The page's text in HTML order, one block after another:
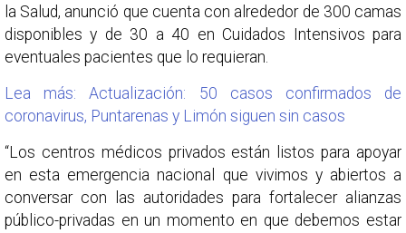
la Salud, anunció que cuenta con alrededor de 300 camas
disponibles y de 30 a 40 en Cuidados Intensivos para
eventuales pacientes que lo requieran.
Lea más: Actualización: 50 casos confirmados de
coronavirus, Puntarenas y Limón siguen sin casos
“Los centros médicos privados están listos para apoyar
en esta emergencia nacional que vivimos y abiertos a
conversar con las autoridades para fortalecer alianzas
público-privadas en un momento en que debemos estar